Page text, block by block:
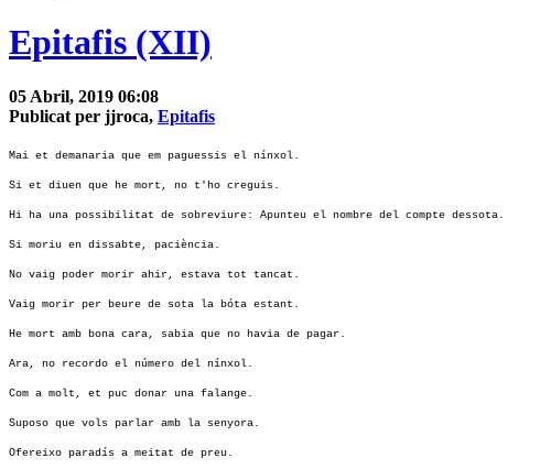
Epitafis (XII)
05 Abril, 2019 06:08
Publicat per jjroca, Epitafis
Mai et demanaria que em paguessis el nínxol.
Si et diuen que he mort, no t'ho creguis.
Hi ha una possibilitat de sobreviure: Apunteu el nombre del compte dessota.
Si moriu en dissabte, paciència.
No vaig poder morir ahir, estava tot tancat.
Vaig morir per beure de sota la bóta estant.
He mort amb bona cara, sabia que no havia de pagar.
Ara, no recordo el número del nínxol.
Com a molt, et puc donar una falange.
Suposo que vols parlar amb la senyora.
Ofereixo paradís a meitat de preu.